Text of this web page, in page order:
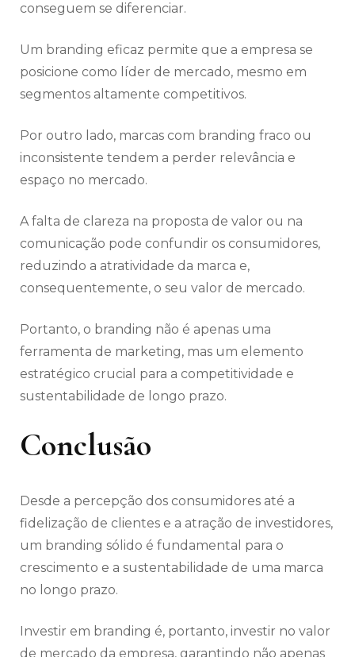
conseguem se diferenciar.
Um branding eficaz permite que a empresa se
posicione como líder de mercado, mesmo em
segmentos altamente competitivos.
Por outro lado, marcas com branding fraco ou
inconsistente tendem a perder relevância e
espaço no mercado.
A falta de clareza na proposta de valor ou na
comunicação pode confundir os consumidores,
reduzindo a atratividade da marca e,
consequentemente, o seu valor de mercado.
Portanto, o branding não é apenas uma
ferramenta de marketing, mas um elemento
estratégico crucial para a competitividade e
sustentabilidade de longo prazo.
Conclusão
Desde a percepção dos consumidores até a
fidelização de clientes e a atração de investidores,
um branding sólido é fundamental para o
crescimento e a sustentabilidade de uma marca
no longo prazo.
Investir em branding é, portanto, investir no valor
de mercado da empresa, garantindo não apenas